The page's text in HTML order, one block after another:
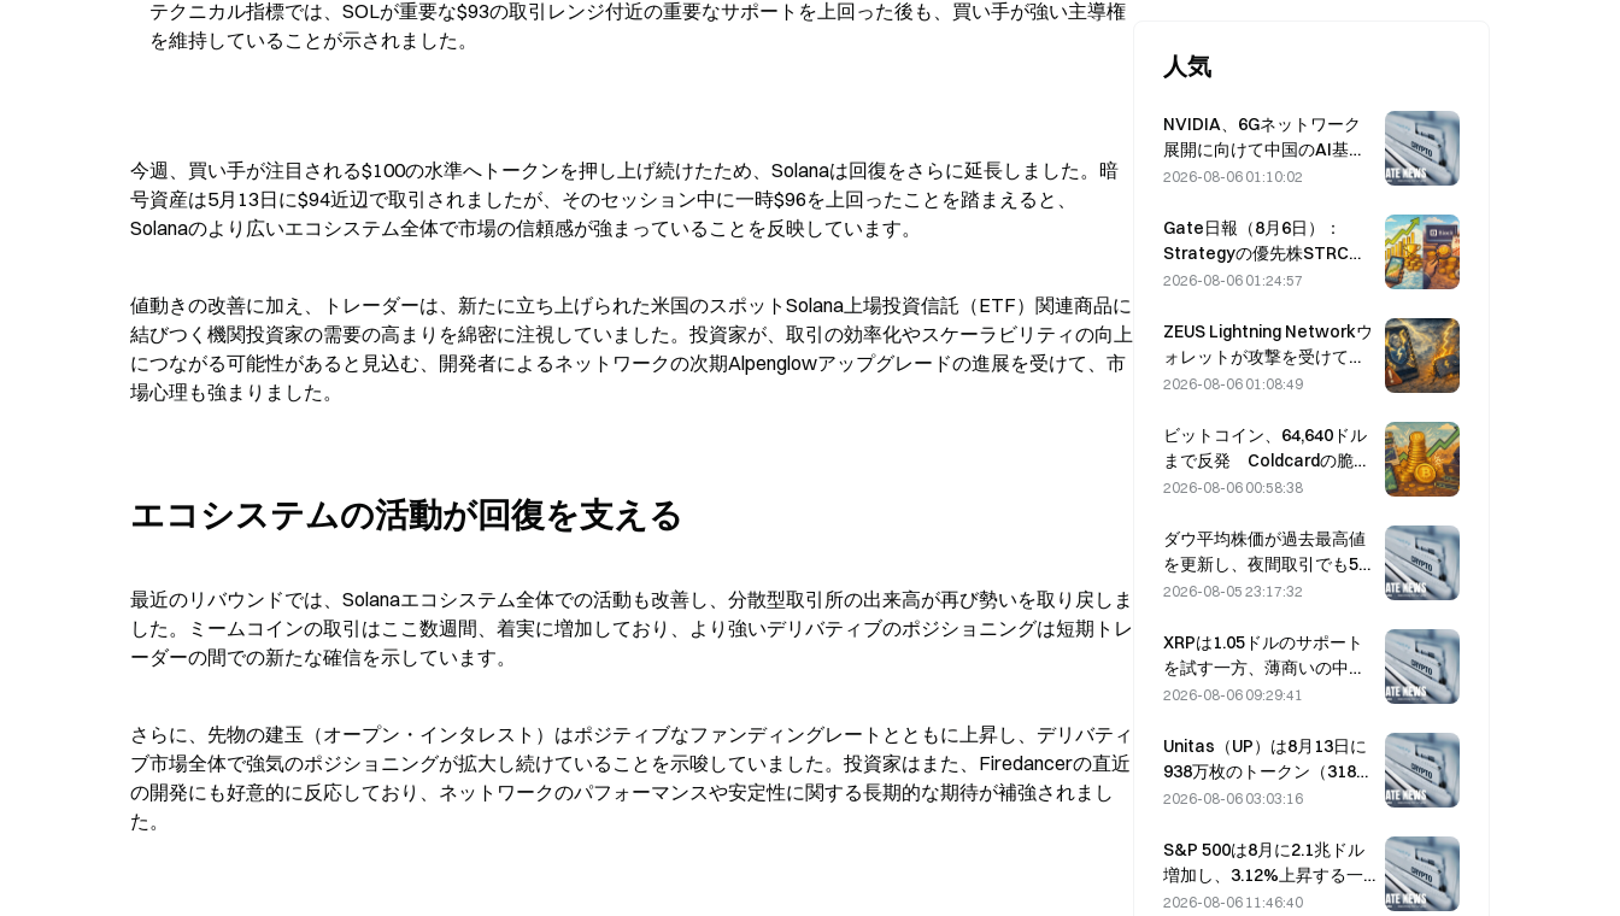
テクニカル指標では、SOLが重要な$93の取引レンジ付近の重要なサポートを上回った後も、買い手が強い主導権
を維持していることが示されました。
今週、買い手が注目される$100の水準へトークンを押し上げ続けたため、Solanaは回復をさらに延長しました。暗
号資産は5月13日に$94近辺で取引されましたが、そのセッション中に一時$96を上回ったことを踏まえると、
Solanaのより広いエコシステム全体で市場の信頼感が強まっていることを反映しています。
値動きの改善に加え、トレーダーは、新たに立ち上げられた米国のスポットSolana上場投資信託（ETF）関連商品に
結びつく機関投資家の需要の高まりを綿密に注視していました。投資家が、取引の効率化やスケーラビリティの向上
につながる可能性があると見込む、開発者によるネットワークの次期Alpenglowアップグレードの進展を受けて、市
場心理も強まりました。
エコシステムの活動が回復を支える
最近のリバウンドでは、Solanaエコシステム全体での活動も改善し、分散型取引所の出来高が再び勢いを取り戻しま
した。ミームコインの取引はここ数週間、着実に増加しており、より強いデリバティブのポジショニングは短期トレ
ーダーの間での新たな確信を示しています。
さらに、先物の建玉（オープン・インタレスト）はポジティブなファンディングレートとともに上昇し、デリバティ
ブ市場全体で強気のポジショニングが拡大し続けていることを示唆していました。投資家はまた、Firedancerの直近
の開発にも好意的に反応しており、ネットワークのパフォーマンスや安定性に関する長期的な期待が補強されまし
た。
人気
NVIDIA、6Gネットワーク
展開に向けて中国のAI基地
局サプライヤーを模索
2026-08-06 01:10:02
Gate日報（8月6日）：
Strategyの優先株STRCが
力強く反発、Blockが2026
げる
2026-08-06 01:24:57
ZEUS Lightning Networkウ
ォレットが攻撃を受けて一
時停止、公式はユーザー資
2026-08-06 01:08:49
ビットコイン、64,640ドル
まで反発 Coldcardの脆弱
性を受け、アクティブウォ
準に達する
2026-08-06 00:58:38
ダウ平均株価が過去最高値
を更新し、夜間取引でも5日
続伸を維持；AI投資が上昇
2026-08-05 23:17:32
XRPは1.05ドルのサポート
を試す一方、薄商いの中で
イーサリアムは1,908ドルを
2026-08-06 09:29:41
Unitas（UP）は8月13日に
938万枚のトークン（318万
ドル相当）をアンロックす
2026-08-06 03:03:16
S&P 500は8月に2.1兆ドル
増加し、3.12%上昇する一
方、Bitcoinはわずか2%の
2026-08-06 11:46:40